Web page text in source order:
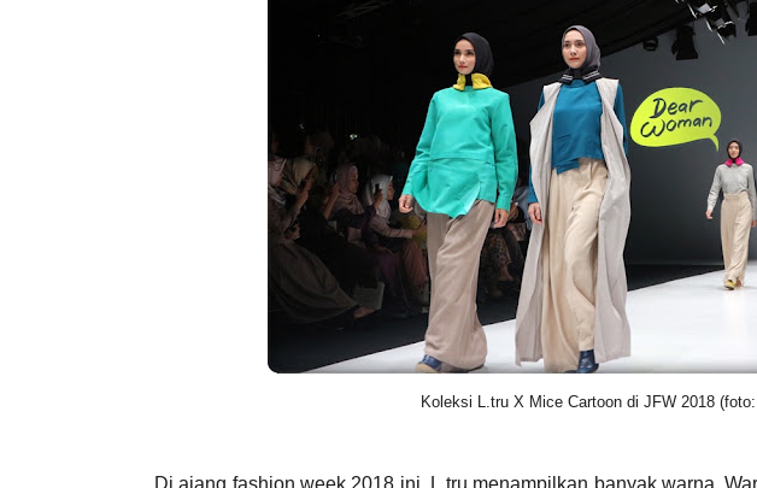
Koleksi L.tru X Mice Cartoon di JFW 2018
Di ajang fashion week 2018 ini, L.tru menampilkan banyak warna.